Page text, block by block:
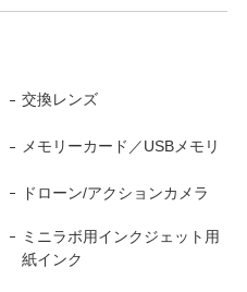
交換レンズ
メモリーカード／USBメモリ
ドローン/アクションカメラ
ミニラボ用インクジェット用
紙インク